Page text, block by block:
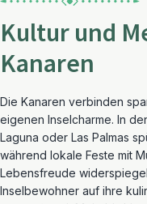
Kultur und
Kanaren
Die Kanaren verbinden
eigenen Inselcharme. In
Laguna oder Las Palmas
während lokale Feste mit
Lebensfreude
Inselbewohner auf ihre